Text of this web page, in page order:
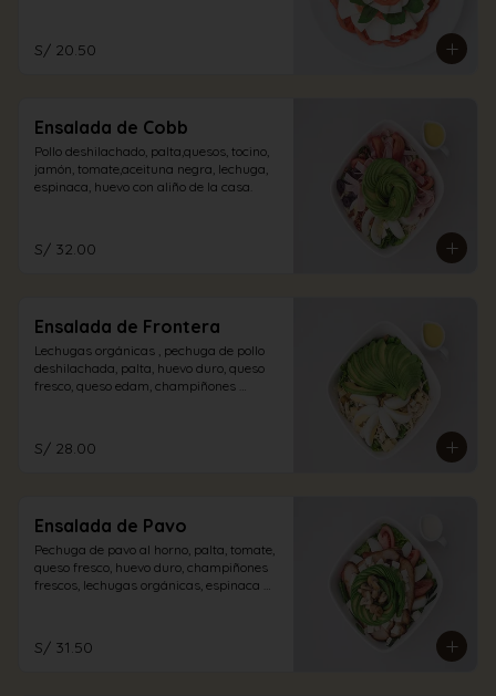
S/ 20.50
Ensalada de Cobb
Pollo deshilachado, palta,quesos, tocino,
jamón, tomate,aceituna negra, lechuga,
espinaca, huevo con aliño de la casa.
S/ 32.00
Ensalada de Frontera
Lechugas orgánicas , pechuga de pollo
deshilachada, palta, huevo duro, queso
fresco, queso edam, champiñones
S/ 28.00
Ensalada de Pavo
Pechuga de pavo al horno, palta, tomate,
queso fresco, huevo duro, champiñones
frescos, lechugas orgánicas, espinaca
S/ 31.50